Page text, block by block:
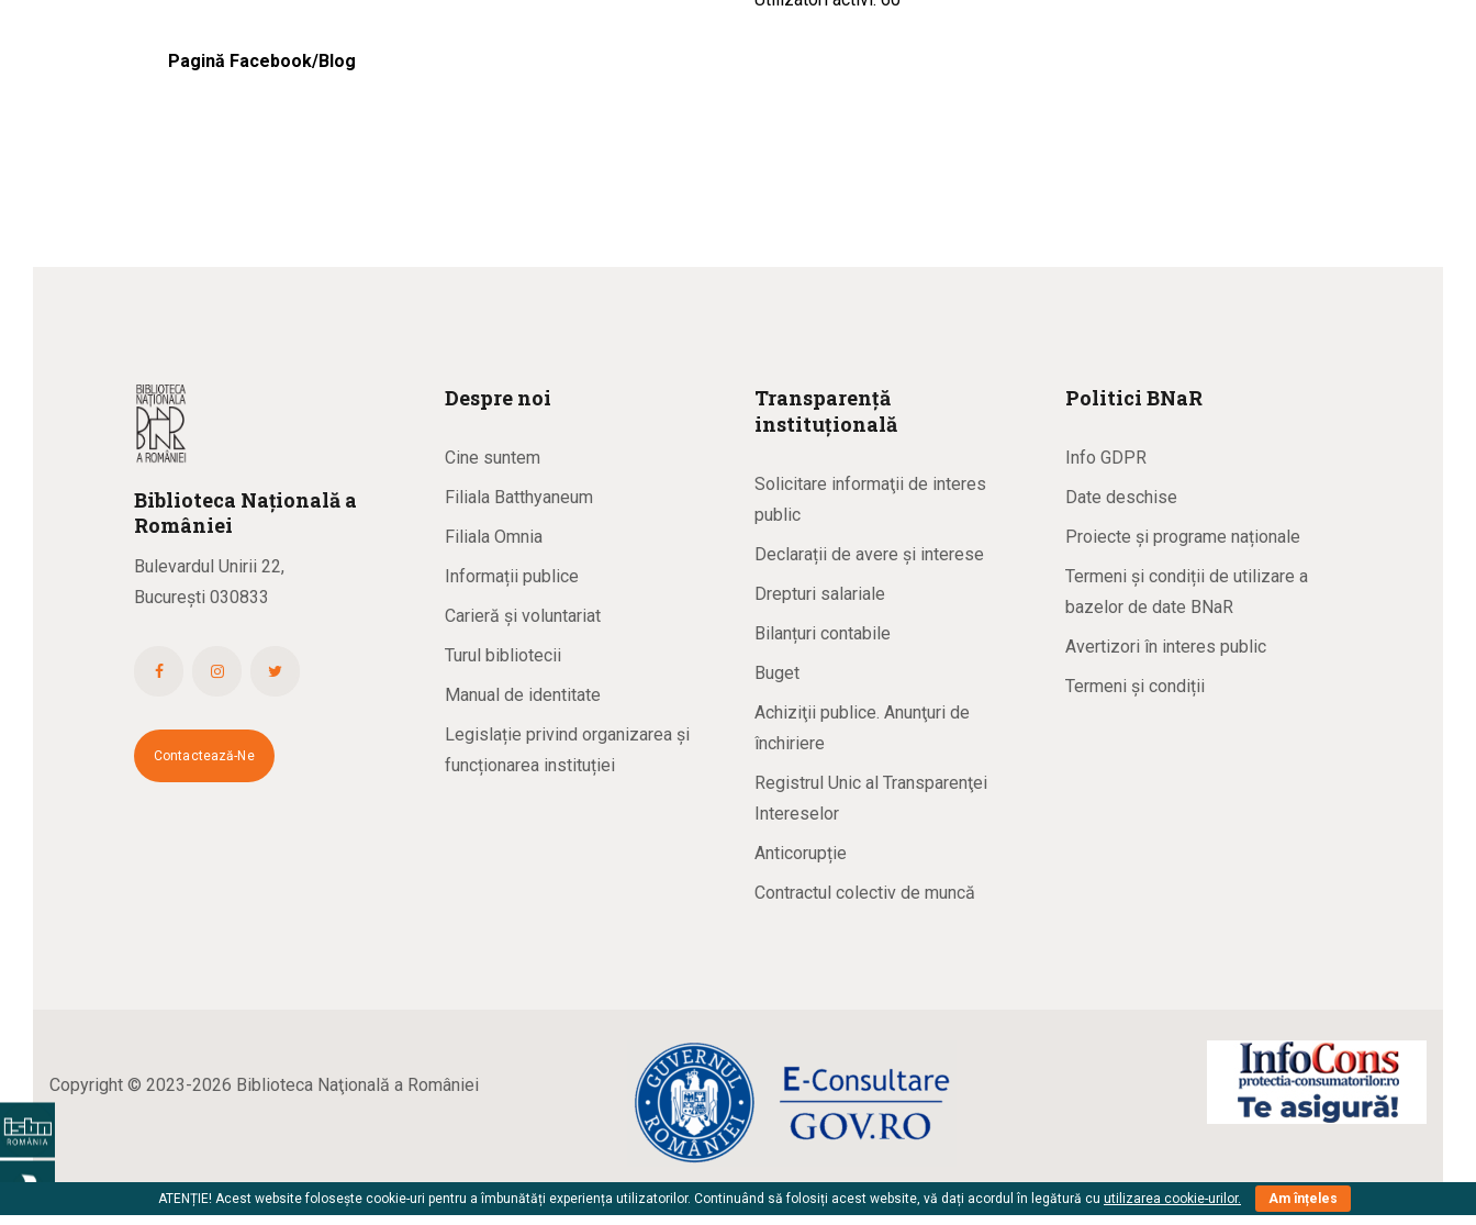
Pagină Facebook/Blog
Biblioteca Națională a
României
Bulevardul Unirii 22,
București 030833
Contactează-Ne
Despre noi
Cine suntem
Filiala Batthyaneum
Filiala Omnia
Informații publice
Carieră și voluntariat
Turul bibliotecii
Manual de identitate
Legislație privind organizarea și
funcționarea instituției
Transparență
instituțională
Solicitare informaţii de interes
public
Declarații de avere și interese
Drepturi salariale
Bilanțuri contabile
Buget
Achiziţii publice. Anunţuri de
închiriere
Registrul Unic al Transparenţei
Intereselor
Anticorupție
Contractul colectiv de muncă
Politici BNaR
Info GDPR
Date deschise
Proiecte și programe naționale
Termeni și condiții de utilizare a
bazelor de date BNaR
Avertizori în interes public
Termeni și condiții
Copyright © 2023-2026 Biblioteca Naţională a României
ATENȚIE! Acest website folosește cookie-uri pentru a îmbunătăți experiența utilizatorilor. Continuând să folosiți acest website, vă dați acordul în legătură cu utilizarea cookie-urilor. Am înțeles